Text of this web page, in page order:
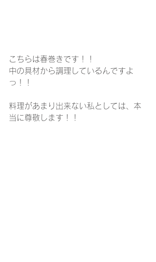
こちらは春巻きです！！
中の具材から調理しているんですよ
っ！！
料理があまり出来ない私としては、本
当に尊敬します！！